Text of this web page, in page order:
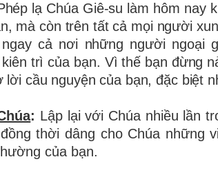
lạ Chúa Giê-su làm hôm nay
mà còn trên tất cả mọi người
cả nơi những người ngoại
trì của bạn. Vì thế bạn đừng
lời cầu nguyện của bạn, đặc biệt
: Lập lại với Chúa nhiều lần
thời dâng cho Chúa những
của bạn.